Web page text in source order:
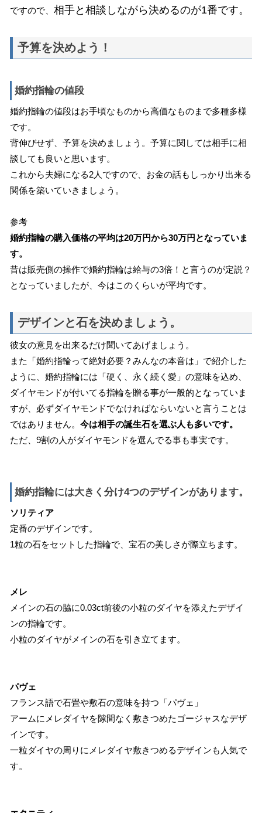
ですので、 相手と相談しながら決めるのが1番です。
予算を決めよう！
婚約指輪の値段
婚約指輪の値段はお手頃なものから高価なものまで多種多様
です。
背伸びせず、予算を決めましょう。予算に関しては相手に相
談しても良いと思います。
これから夫婦になる2人ですので、お金の話もしっかり出来る
関係を築いていきましょう。
参考
婚約指輪の購入価格の平均は20万円から30万円となっていま
す。
昔は販売側の操作で婚約指輪は給与の3倍！と言うのが定説？
となっていましたが、今はこのくらいが平均です。
デザインと石を決めましょう。
彼女の意見を出来るだけ聞いてあげましょう。
また「婚約指輪って絶対必要？みんなの本音は」で紹介した
ように、婚約指輪には「硬く、永く続く愛」の意味を込め、
ダイヤモンドが付いてる指輪を贈る事が一般的となっていま
すが、必ずダイヤモンドでなければならいないと言うことは
ではありません。 今は相手の誕生石を選ぶ人も多いです。
ただ、9割の人がダイヤモンドを選んでる事も事実です。
婚約指輪には大きく分け4つのデザインがあります。
ソリティア
定番のデザインです。
1粒の石をセットした指輪で、宝石の美しさが際立ちます。
メレ
メインの石の脇に0.03ct前後の小粒のダイヤを添えたデザイ
ンの指輪です。
小粒のダイヤがメインの石を引き立てます。
パヴェ
フランス語で石畳や敷石の意味を持つ「パヴェ」
アームにメレダイヤを隙間なく敷きつめたゴージャスなデザ
インです。
一粒ダイヤの周りにメレダイヤ敷きつめるデザインも人気で
す。